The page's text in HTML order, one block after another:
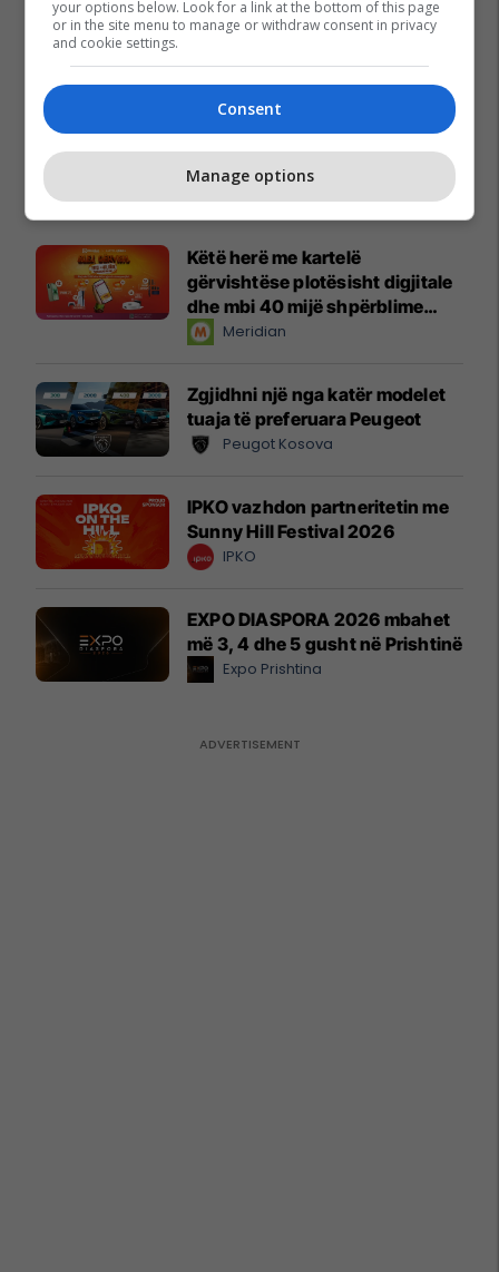
Reklamo këtu
Këtë herë me kartelë
gërvishtëse plotësisht digjitale
dhe mbi 40 mijë shpërblime
instant!Meridian
Zgjidhni një nga katër modelet
tuaja të preferuara Peugeot
Peugot Kosova
IPKO vazhdon partneritetin me
Sunny Hill Festival 2026
IPKO
EXPO DIASPORA 2026 mbahet
më 3, 4 dhe 5 gusht në Prishtinë
Expo Prishtina
your options below. Look for a link at the bottom of this page
or in the site menu to manage or withdraw consent in privacy
and cookie settings.
Consent
Manage options